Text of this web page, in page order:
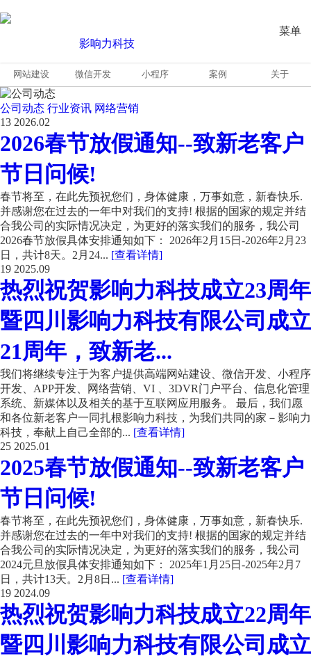
菜单
网站建设 微信开发 小程序 案例 关于
公司动态 行业资讯 网络营销
13 2026.02
2026春节放假通知--致新老客户
节日问候!
春节将至，在此先预祝您们，身体健康，万事如意，新春快乐.
并感谢您在过去的一年中对我们的支持! 根据的国家的规定并结
合我公司的实际情况决定，为更好的落实我们的服务，我公司
2026春节放假具体安排通知如下： 2026年2月15日-2026年2月23
日，共计8天。2月24... [查看详情]
19 2025.09
热烈祝贺影响力科技成立23周年
暨四川影响力科技有限公司成立
21周年，致新老...
我们将继续专注于为客户提供高端网站建设、微信开发、小程序
开发、APP开发、网络营销、VI 、3DVR门户平台、信息化管理
系统、新媒体以及相关的基于互联网应用服务。 最后，我们愿
和各位新老客户一同扎根影响力科技，为我们共同的家－影响力
科技，奉献上自己全部的... [查看详情]
25 2025.01
2025春节放假通知--致新老客户
节日问候!
春节将至，在此先预祝您们，身体健康，万事如意，新春快乐.
并感谢您在过去的一年中对我们的支持! 根据的国家的规定并结
合我公司的实际情况决定，为更好的落实我们的服务，我公司
2024元旦放假具体安排通知如下： 2025年1月25日-2025年2月7
日，共计13天。2月8日... [查看详情]
19 2024.09
热烈祝贺影响力科技成立22周年
暨四川影响力科技有限公司成立